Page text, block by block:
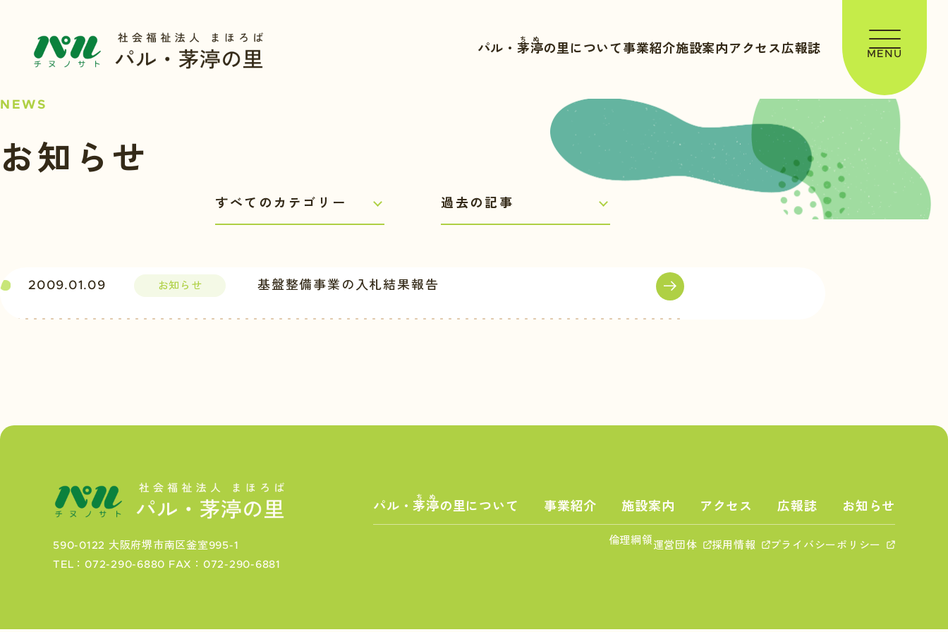
パル・ 茅渟
ちぬ
の里について 事業紹介施設案内 アクセス広報誌 MENU
NEWS
お知らせ
2009.01.09 お知らせ 基盤整備事業の入札結果報告
590-0122 大阪府堺市南区釜室995-1
TEL：072-290-6880 FAX：072-290-6881
パル・茅渟
ちぬ
の里について 事業紹介 施設案内 アクセス 広報誌 お知らせ
倫理綱領 運営団体 採用情報 プライバシーポリシー